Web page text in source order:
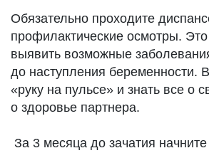
Обязательно проходите
профилактические осмотры.
выявить возможные
до наступления беременности.
«руку на пульсе» и знать все о
о здоровье партнера.
За 3 месяца до зачатия